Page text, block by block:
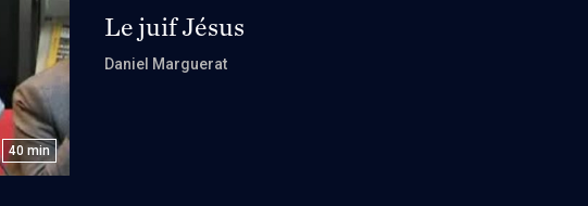
40 min
Le juif Jésus
Daniel Marguerat